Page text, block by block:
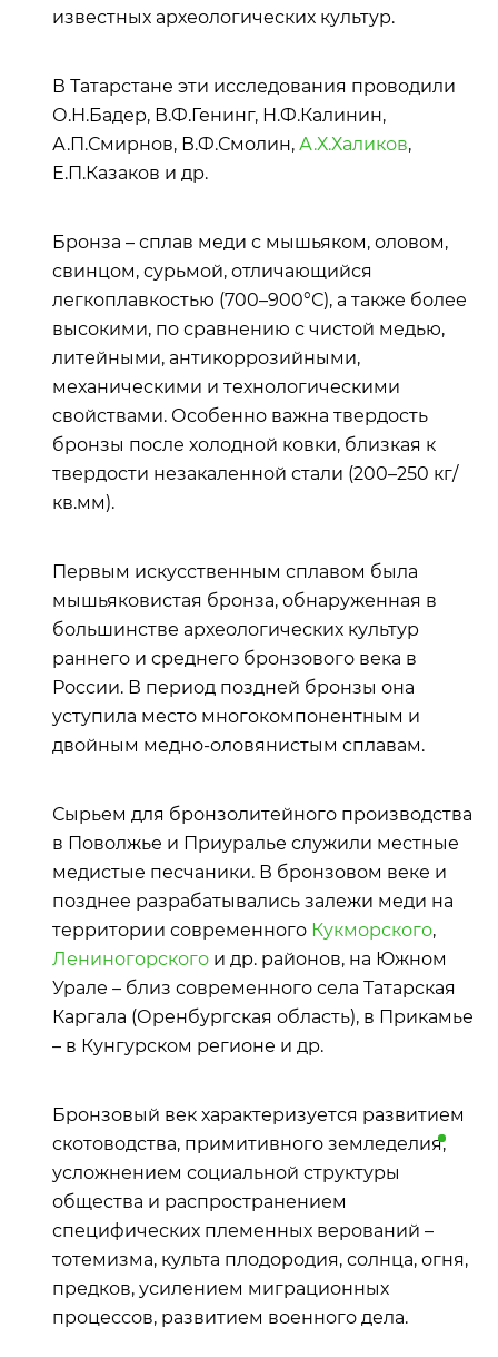
известных археологических культур.
В Татарстане эти исследования проводили
О.Н.Бадер, В.Ф.Генинг, Н.Ф.Калинин,
А.П.Смирнов, В.Ф.Смолин, А.Х.Халиков,
Е.П.Казаков и др.
Бронза – сплав меди с мышьяком, оловом,
свинцом, сурьмой, отличающийся
легкоплавкостью (700–900°С), а также более
высокими, по сравнению с чистой медью,
литейными, антикоррозийными,
механическими и технологическими
свойствами. Особенно важна твердость
бронзы после холодной ковки, близкая к
твердости незакаленной стали (200–250 кг/
кв.мм).
Первым искусственным сплавом была
мышьяковистая бронза, обнаруженная в
большинстве археологических культур
раннего и среднего бронзового века в
России. В период поздней бронзы она
уступила место многокомпонентным и
двойным медно-оловянистым сплавам.
Сырьем для бронзолитейного производства
в Поволжье и Приуралье служили местные
медистые песчаники. В бронзовом веке и
позднее разрабатывались залежи меди на
территории современного Кукморского,
Лениногорского и др. районов, на Южном
Урале – близ современного села Татарская
Каргала (Оренбургская область), в Прикамье
– в Кунгурском регионе и др.
Бронзовый век характеризуется развитием
скотоводства, примитивного земледелия,
усложнением социальной структуры
общества и распространением
специфических племенных верований –
тотемизма, культа плодородия, солнца, огня,
предков, усилением миграционных
процессов, развитием военного дела.